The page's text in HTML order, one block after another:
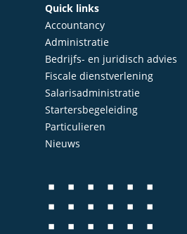
Quick links
Accountancy
Administratie
Bedrijfs- en juridisch advies
Fiscale dienstverlening
Salarisadministratie
Startersbegeleiding
Particulieren
Nieuws